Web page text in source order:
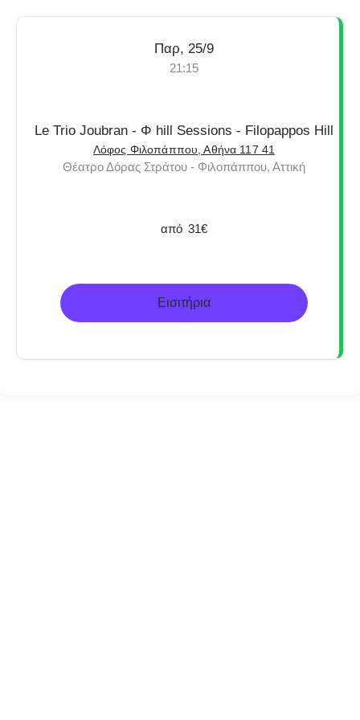
Παρ, 25/9
21:15
Le Trio Joubran - Φ hill Sessions - Filopappos Hill
Λόφος Φιλοπάππου, Αθήνα 117 41
Θέατρο Δόρας Στράτου - Φιλοπάππου, Αττική
από 31€
Εισιτήρια